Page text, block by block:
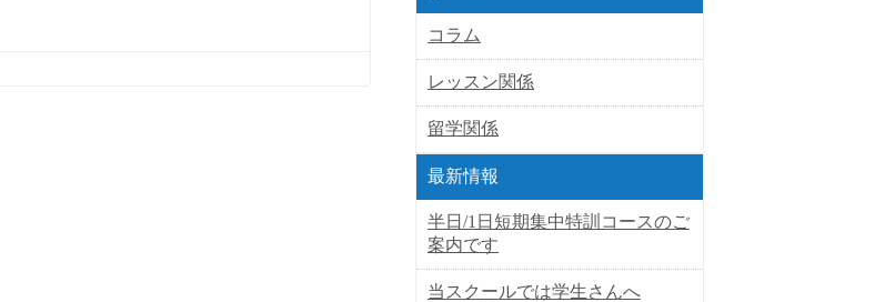
コラム
レッスン関係
留学関係
最新情報
半日/1日短期集中特訓コースのご
案内です
当スクールでは学生さんへ